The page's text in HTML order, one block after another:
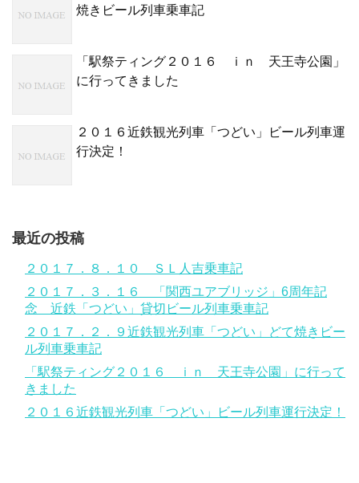
焼きビール列車乗車記
「駅祭ティング２０１６ ｉｎ 天王寺公園」
に行ってきました
２０１６近鉄観光列車「つどい」ビール列車運
行決定！
最近の投稿
２０１７．８．１０ ＳＬ人吉乗車記
２０１７．３．１６ 「関西ユアブリッジ」6周年記
念 近鉄「つどい」貸切ビール列車乗車記
２０１７．２．９近鉄観光列車「つどい」どて焼きビー
ル列車乗車記
「駅祭ティング２０１６ ｉｎ 天王寺公園」に行って
きました
２０１６近鉄観光列車「つどい」ビール列車運行決定！